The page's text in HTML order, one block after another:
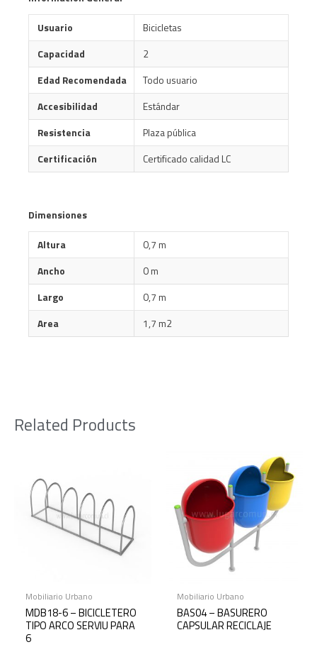
Usuario
Bicicletas
Capacidad
2
Edad Recomendada
Todo usuario
Accesibilidad
Estándar
Resistencia
Plaza pública
Certificación
Certificado calidad LC
Dimensiones
Altura
0,7 m
Ancho
0 m
Largo
0,7 m
Area
1,7 m2
Related Products
Mobiliario Urbano
MDB18-6 – BICICLETERO
TIPO ARCO SERVIU PARA
6
Mobiliario Urbano
BAS04 – BASURERO
CAPSULAR RECICLAJE